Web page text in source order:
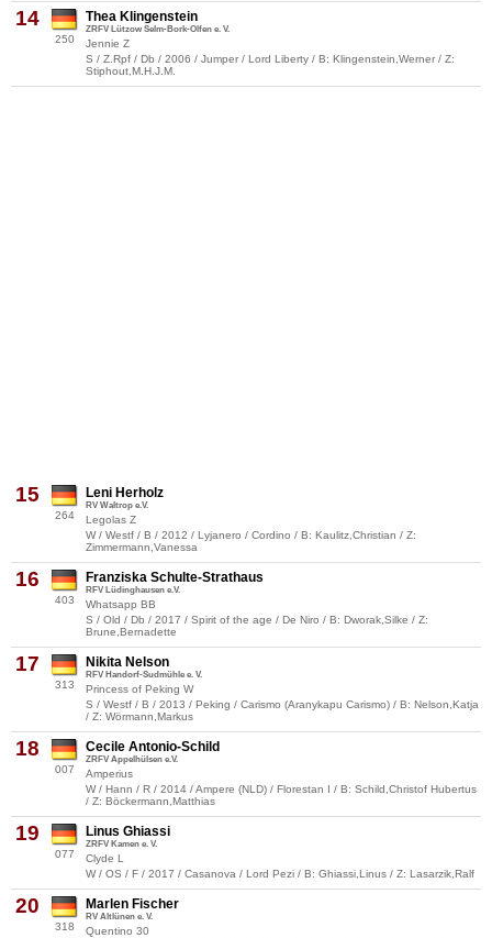
14
250
Thea Klingenstein
ZRFV Lützow Selm-Bork-Olfen e. V.
Jennie Z
S / Z.Rpf / Db / 2006 / Jumper / Lord Liberty / B: Klingenstein,Werner / Z:
Stiphout,M.H.J.M.
15
264
Leni Herholz
RV Waltrop e.V.
Legolas Z
W / Westf / B / 2012 / Lyjanero / Cordino / B: Kaulitz,Christian / Z:
Zimmermann,Vanessa
16
403
Franziska Schulte-Strathaus
RFV Lüdinghausen e.V.
Whatsapp BB
S / Old / Db / 2017 / Spirit of the age / De Niro / B: Dworak,Silke / Z:
Brune,Bernadette
17
313
Nikita Nelson
RFV Handorf-Sudmühle e. V.
Princess of Peking W
S / Westf / B / 2013 / Peking / Carismo (Aranykapu Carismo) / B: Nelson,Katja
/ Z: Wörmann,Markus
18
007
Cecile Antonio-Schild
ZRFV Appelhülsen e.V.
Amperius
W / Hann / R / 2014 / Ampere (NLD) / Florestan I / B: Schild,Christof Hubertus
/ Z: Böckermann,Matthias
19
077
Linus Ghiassi
ZRFV Kamen e. V.
Clyde L
W / OS / F / 2017 / Casanova / Lord Pezi / B: Ghiassi,Linus / Z: Lasarzik,Ralf
20
318
Marlen Fischer
RV Altlünen e. V.
Quentino 30